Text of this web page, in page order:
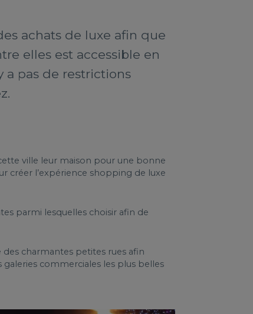
achats de luxe afin que
elles est accessible en
a pas de restrictions
ville leur maison pour une bonne
créer l’expérience shopping de luxe
parmi lesquelles choisir afin de
des charmantes petites rues afin
galeries commerciales les plus belles